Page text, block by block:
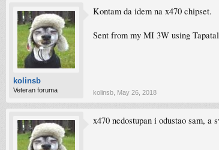
kolinsb
Veteran foruma
Kontam da idem na x470 chipset.
Sent from my MI 3W using
kolinsb May 26, 2018
x470 nedostupan i odustao sam,